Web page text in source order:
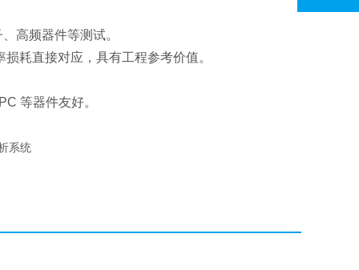
高频器件等测试。
耗直接对应，具有工程参考价值。
等器件友好。